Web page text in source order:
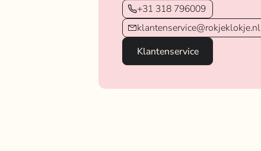
+31 318 796009
klantenservice@rokjeklokje.nl
Klantenservice